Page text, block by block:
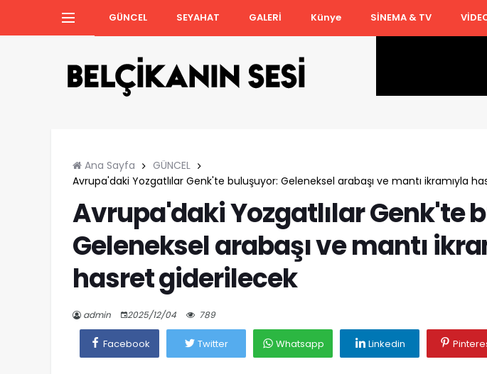
GÜNCEL SEYAHAT GALERİ Künye SİNEMA & TV
Ana Sayfa
GÜNCEL
Avrupa'daki Yozgatlılar Genk'te buluşuyor: Geleneksel arabaşı ve mantı ikramıyla
Avrupa'daki Yozgatlılar Genk'te
Geleneksel arabaşı ve mantı
hasret giderilecek
admin 2025/12/04 789
Facebook Twitter Whatsapp Linkedin